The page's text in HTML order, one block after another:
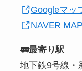
Googleマッ
NAVER MAP
🚃最寄り駅
地下鉄9号線・